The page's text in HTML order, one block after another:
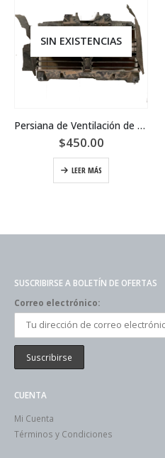
SIN EXISTENCIAS
Persiana de Ventilación de Motor Dodge RAM 2016
$450.00
LEER MÁS
SUSCRIBIRSE A BOLETÍN DE OFERTAS
Correo electrónico:
CUENTA
Mi Cuenta
Términos y Condiciones